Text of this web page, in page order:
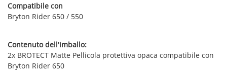
Compatibile con
Bryton Rider 650 / 550
Contenuto dell'imballo:
2x BROTECT Matte Pellicola protettiva opaca compatibile con
Bryton Rider 650